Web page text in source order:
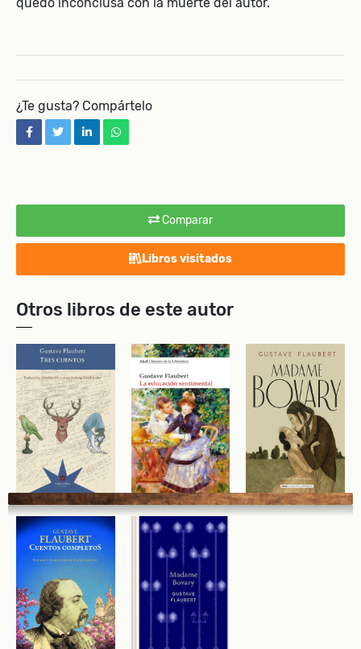
Comparar
Libros visitados
Otros libros de este autor
¿Te gusta? Compártelo
facebooktwitterlinkedinwhatsapp